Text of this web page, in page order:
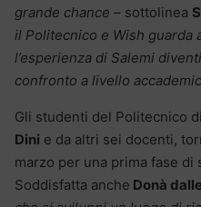
grande chance – sottolinea
il Politecnico e Wish guarda
l’esperienza di Salemi
confronto a livello
Gli studenti del Politecnico
Dini e da altri sei docenti,
marzo per una prima fase di
Soddisfatta anche Donà